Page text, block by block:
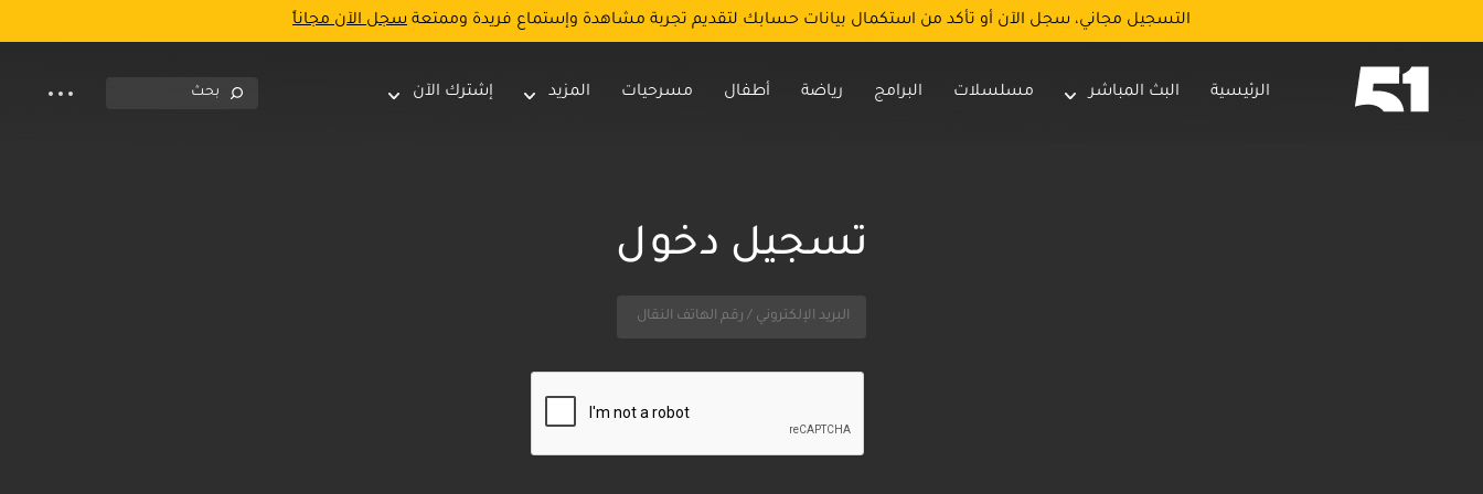
التسجيل مجاني، سجل الآن أو تأكد من استكمال بيانات حسابك لتقديم تجربة مشاهدة وإستماع فريدة وممتعة سجل الآن مجاناً
الرئيسية البث المباشر مسلسلات البرامج رياضة أطفال مسرحيات المزيد إشترك الآن
تسجيل دخول